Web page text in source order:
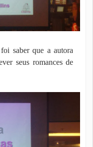
saber que a autora
seus romances de